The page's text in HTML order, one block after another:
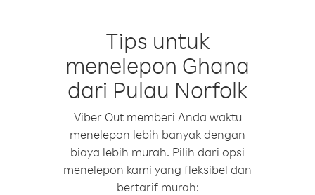
Tips untuk
menelepon Ghana
dari Pulau Norfolk
Viber Out memberi Anda waktu
menelepon lebih banyak dengan
biaya lebih murah. Pilih dari opsi
menelepon kami yang fleksibel dan
bertarif murah: